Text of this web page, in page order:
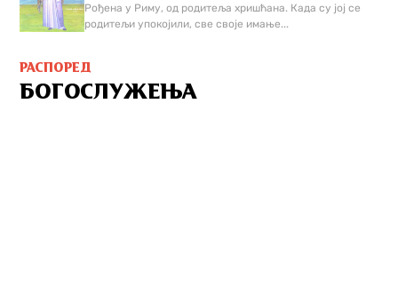
Рођена у Риму, од родитеља хришћана. Када су јој се
родитељи упокојили, све своје имање...
РАСПОРЕД
БОГОСЛУЖЕЊА